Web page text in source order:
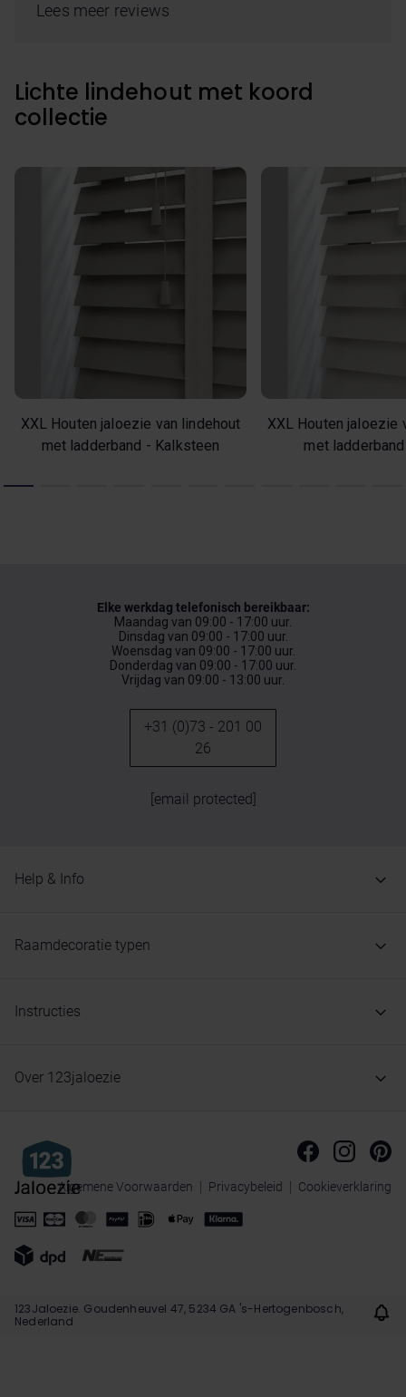
Lees meer reviews
Lichte lindehout met koord
collectie
XXL Houten jaloezie van lindehout
met ladderband - Kalksteen
XXL Houten jaloezie
met
Elke werkdag telefonisch bereikbaar:
Maandag van 09:00 - 17:00 uur.
Dinsdag van 09:00 - 17:00 uur.
Woensdag van 09:00 - 17:00 uur.
Donderdag van 09:00 - 17:00 uur.
Vrijdag van 09:00 - 13:00 uur.
+31 (0)73 - 201 00
26
[email protected]
Help & Info
Raamdecoratie typen
Instructies
Over 123jaloezie
Algemene Voorwaarden Privacybeleid Cookieverklaring
123Jaloezie. Goudenheuvel 47, 5234 GA 's-Hertogenbosch,
Nederland